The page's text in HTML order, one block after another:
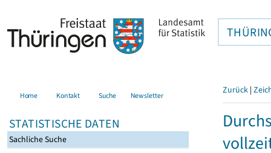
Home Kontakt Suche Newsletter
STATISTISCHE DATEN
Sachliche Suche
Zurück |